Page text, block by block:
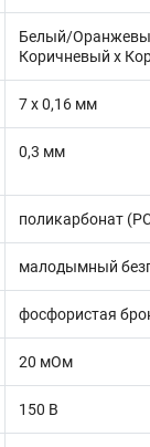
Белый/
Коричневый х
7 х 0,16 мм
0,3 мм
поликарбонат
малодымный
фосфористая
20 мОм
150 В